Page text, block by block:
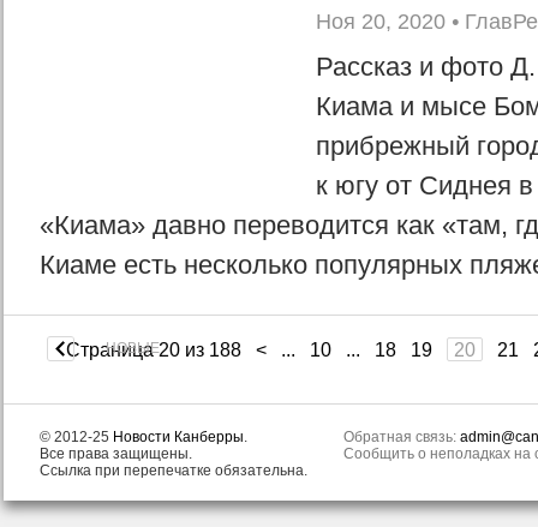
Ноя 20, 2020 •
Рассказ и фото
Киама и мысе
прибрежный
к югу от Сиднея
«Киама» давно переводится как «там,
Киаме есть несколько популярных
Страница 20 из 188 <
НОВЫЕ ... 10 ... 18 19 20 21
© 2012-25 Новости Канберры.
Все права защищены.
Ссылка при перепечатке обязательна.
Обратная связь:
Сообщить о неполадках на